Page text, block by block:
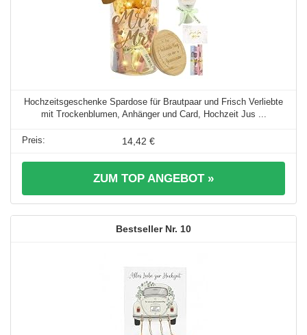
Hochzeitsgeschenke Spardose für Brautpaar und Frisch Verliebte
mit Trockenblumen, Anhänger und Card, Hochzeit Jus ...
14,42 €
ZUM TOP ANGEBOT »
10